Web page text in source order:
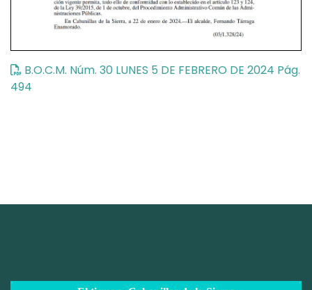
B.O.C.M. Núm. 30 LUNES 5 DE FEBRERO DE 2024 Pág.
494